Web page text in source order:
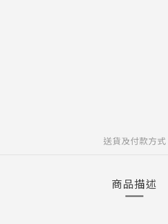
送貨及付款方式
商品描述